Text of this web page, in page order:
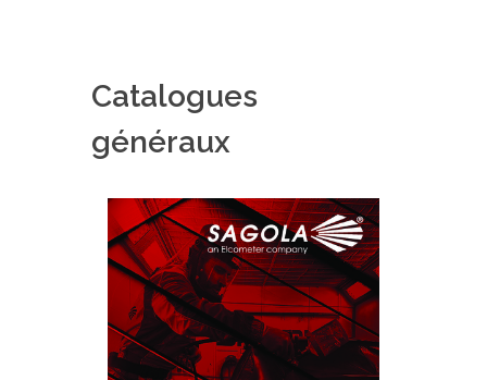
Catalogues
généraux